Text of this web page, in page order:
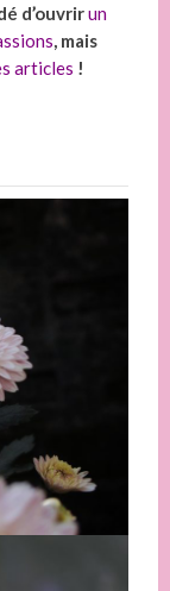
d’ouvrirun
, mais
articles !